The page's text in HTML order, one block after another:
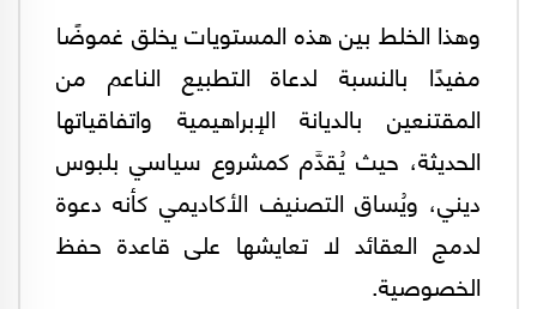
وهذا الخلط بين هذه المستويات يخلق غموضًا
مفيدًا بالنسبة لدعاة التطبيع الناعم من
المقتنعين بالديانة الإبراهيمية واتفاقياتها
الحديثة، حيث يُقدَّم كمشروع سياسي بلبوس
ديني، ويُساق التصنيف الأكاديمي كأنه دعوة
لدمج العقائد لا تعايشها على قاعدة حفظ
الخصوصية.